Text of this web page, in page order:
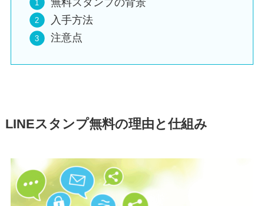
入手方法
注意点
LINEスタンプ無料の理由と仕組み